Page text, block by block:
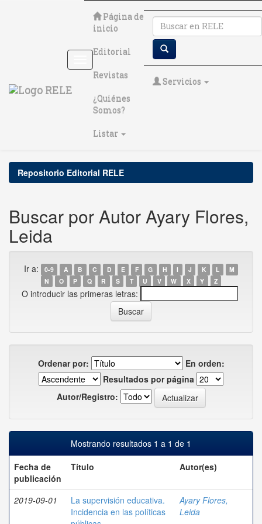
Página de
inicio
Editorial
Revistas
¿Quiénes
Somos?
Listar
Servicios
Repositorio Editorial RELE
Buscar por Autor Ayary Flores,
Leida
Ir a: 0-9 A B C D E F G H I J K L
M
N
O P Q R S T U V W X Y Z
O introducir las primeras letras:
Ordenar por:
En orden:
Resultados por página
Autor/Registro:
Mostrando resultados 1 a 1 de 1
Fecha de
publicación
Título Autor(es)
2019-09-01
La supervisión educativa.
Incidencia en las políticas
Ayary Flores,
Leida